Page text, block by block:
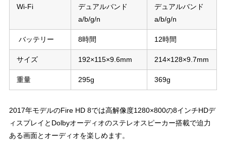
Wi-Fi
デュアルバンド
a/b/g/n
デュアルバンド
a/b/g/n
バッテリー 8時間 12時間
サイズ 192×115×9.6mm 214×128×9.7mm
重量 295g 369g
2017年モデルのFire HD 8では高解像度1280×800の8インチHDデ
ィスプレイとDolbyオーディオのステレオスピーカー搭載で迫力
ある画面とオーディオを楽しめます。